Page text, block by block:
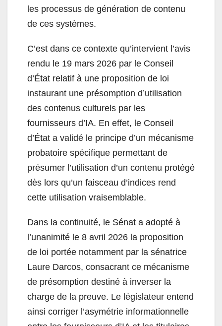
les processus de génération de contenu
de ces systèmes.
C’est dans ce contexte qu’intervient l’avis
rendu le 19 mars 2026 par le Conseil
d’État relatif à une proposition de loi
instaurant une présomption d’utilisation
des contenus culturels par les
fournisseurs d’IA. En effet, le Conseil
d’État a validé le principe d’un mécanisme
probatoire spécifique permettant de
présumer l’utilisation d’un contenu protégé
dès lors qu’un faisceau d’indices rend
cette utilisation vraisemblable.
Dans la continuité, le Sénat a adopté à
l’unanimité le 8 avril 2026 la proposition
de loi portée notamment par la sénatrice
Laure Darcos, consacrant ce mécanisme
de présomption destiné à inverser la
charge de la preuve. Le législateur entend
ainsi corriger l’asymétrie informationnelle